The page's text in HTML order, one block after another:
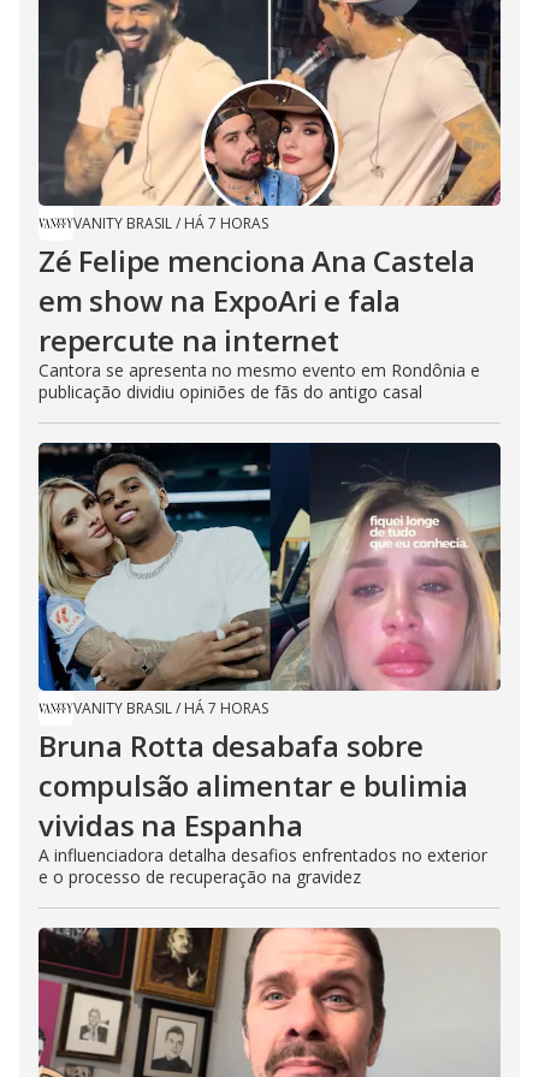
VANITY BRASIL/ HÁ 7 HORAS
Zé Felipe menciona Ana Castela
em show na ExpoAri e fala
repercute na internet
Cantora se apresenta no mesmo evento em Rondônia e
publicação dividiu opiniões de fãs do antigo casal
VANITY BRASIL/ HÁ 7 HORAS
Bruna Rotta desabafa sobre
compulsão alimentar e bulimia
vividas na Espanha
A influenciadora detalha desafios enfrentados no exterior
e o processo de recuperação na gravidez